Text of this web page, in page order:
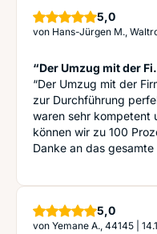
5,0Sterne
von Hans-Jürgen M.,
“Der Umzug mit der
“Der Umzug mit der
zur Durchführung
waren sehr kompetent
können wir zu 100
Danke an das gesamte
5,0Sterne
von Yemane A., 44145